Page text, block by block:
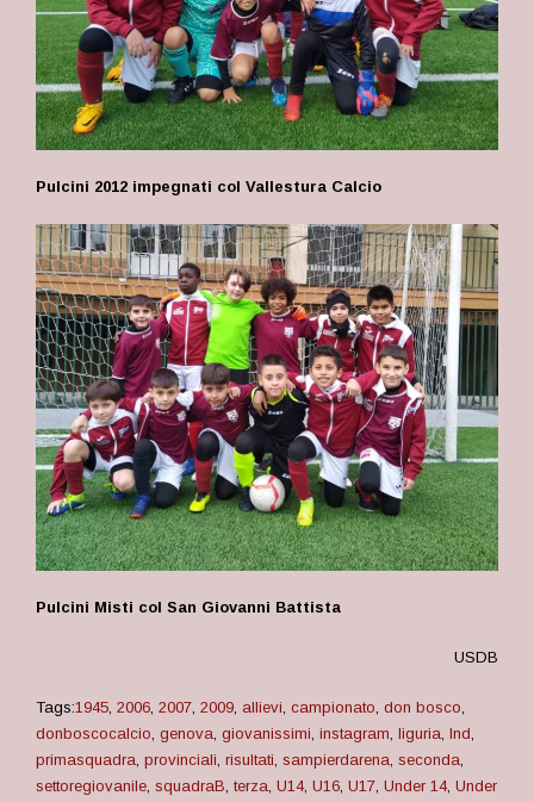
Pulcini 2012 impegnati col Vallestura Calcio
Pulcini Misti col San Giovanni Battista
USDB
Tags:1945, 2006, 2007, 2009, allievi, campionato, don bosco,
donboscocalcio, genova, giovanissimi, instagram, liguria, lnd,
primasquadra, provinciali, risultati, sampierdarena, seconda,
settoregiovanile, squadraB, terza, U14, U16, U17, Under 14, Under